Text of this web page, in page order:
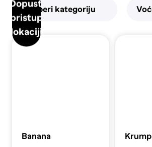
Dopusti
pristup
lokaciji
Odaberi kategoriju
Banana